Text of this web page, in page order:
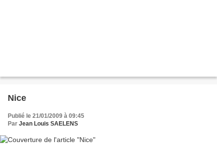
Nice
Publié le 21/01/2009 à 09:45
Par Jean Louis SAELENS